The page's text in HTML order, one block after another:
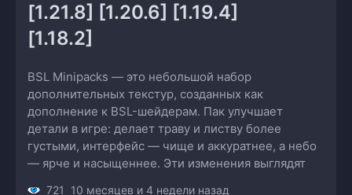
[1.21.8] [1.20.6] [1.19.4]
[1.18.2]
BSL Minipacks — это небольшой набор
дополнительных текстур, созданных как
дополнение к BSL-шейдерам. Пак улучшает
детали в игре: делает траву и листву более
густыми, интерфейс — чище и аккуратнее, а небо
— ярче и насыщеннее. Эти изменения выглядят
721 10 месяцев и 4 недели назад